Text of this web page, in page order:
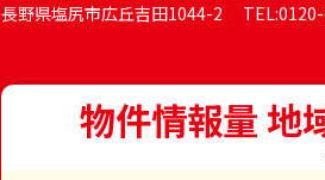
長野県塩尻市広丘吉田1044-2
物件情報量 地